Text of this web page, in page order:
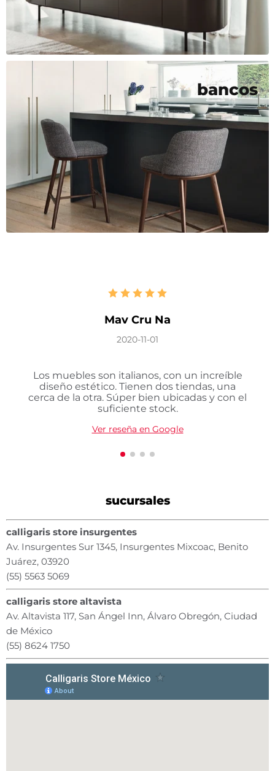
bancos
Mav Cru Na
2020-11-01
Los muebles son italianos, con un increíble
diseño estético. Tienen dos tiendas, una
cerca de la otra. Súper bien ubicadas y con el
suficiente stock.
Ver reseña en Google
sucursales
calligaris store insurgentes
Av. Insurgentes Sur 1345, Insurgentes Mixcoac, Benito
Juárez, 03920
(55) 5563 5069
calligaris store altavista
Av. Altavista 117, San Ángel Inn, Álvaro Obregón, Ciudad
de México
(55) 8624 1750